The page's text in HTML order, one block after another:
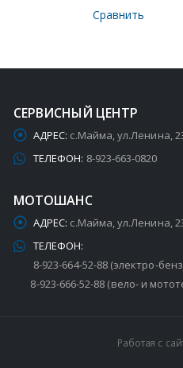
Сравнить
СЕРВИСНЫЙ ЦЕНТР
АДРЕС: с.Майма, ул.Ленина,
ТЕЛЕФОН: 8-923-663-0820
МОТОШАНС
АДРЕС: с.Майма, ул.Ленина,
ТЕЛЕФОН:
8-923-664-52-88 (электро-
8-923-666-52-88 (вело- и
Работая с